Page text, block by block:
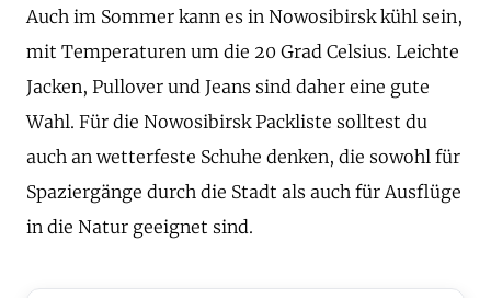
Auch im Sommer kann es in Nowosibirsk kühl sein,
mit Temperaturen um die 20 Grad Celsius. Leichte
Jacken, Pullover und Jeans sind daher eine gute
Wahl. Für die Nowosibirsk Packliste solltest du
auch an wetterfeste Schuhe denken, die sowohl für
Spaziergänge durch die Stadt als auch für Ausflüge
in die Natur geeignet sind.